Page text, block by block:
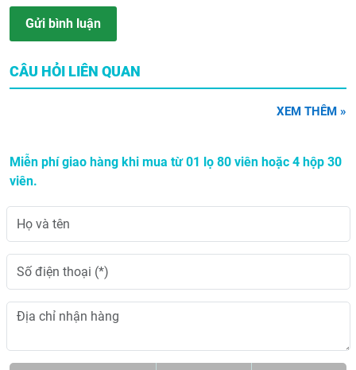
Gửi bình luận
CÂU HỎI LIÊN QUAN
XEM THÊM »
Miễn phí giao hàng khi mua từ 01 lọ 80 viên hoặc 4 hộp 30
viên.